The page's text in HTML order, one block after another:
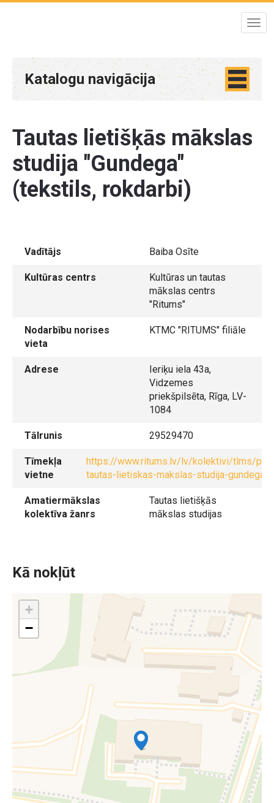
Katalogu navigācija
Tautas lietišķās mākslas
studija "Gundega"
(tekstils, rokdarbi)
Vadītājs Baiba Osīte
Kultūras centrs
Kultūras un tautas
mākslas centrs
"Ritums"
Nodarbību norises
vieta
KTMC "RITUMS" filiāle
Adrese
Ieriķu iela 43a,
Vidzemes
priekšpilsēta, Rīga, LV-
1084
Tālrunis 29529470
Tīmekļa
vietne
https://www.ritums.lv/lv/kolektivi/tlms/
tautas-lietiskas-makslas-studija-gundega
Amatiermākslas
kolektīva žanrs
Tautas lietišķās
mākslas studijas
Kā nokļūt
+
−